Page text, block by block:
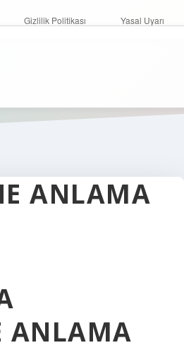
Gizlilik Politikası Yasal Uyarı
ANLAMA
ANLAMA